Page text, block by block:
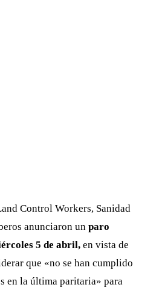
Control Workers, Sanidad
anunciaron un paro
5 de abril, en vista de
que «no se han cumplido
en la última paritaria» para